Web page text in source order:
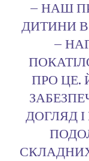
– НАШ
ДИТИНИ
–
ПРО ЦЕ.
ДОГЛЯД